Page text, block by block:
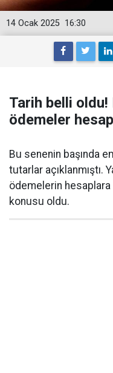
16:30
14 Ocak 2025
Tarih belli oldu!
ödemeler
Bu senenin başında
tutarlar açıklanmıştı.
ödemelerin hesaplara
konusu oldu.